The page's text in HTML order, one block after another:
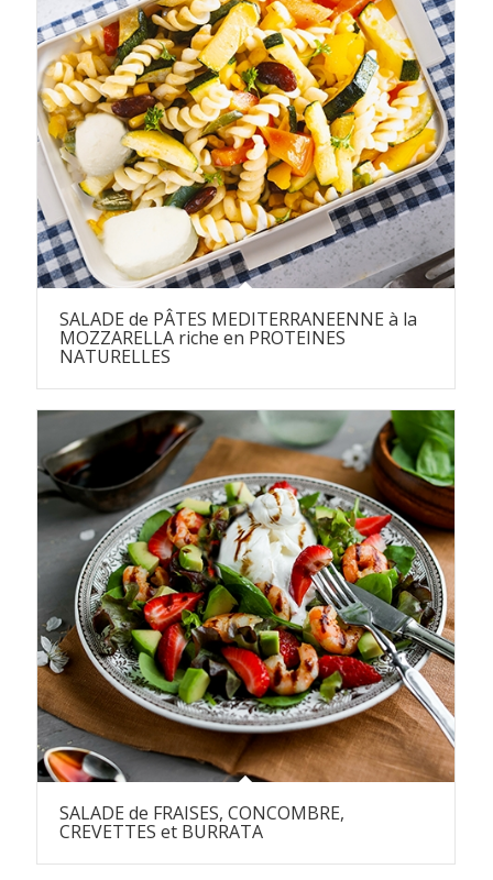
SALADE de PÂTES MEDITERRANEENNE à la
MOZZARELLA riche en PROTEINES
NATURELLES
SALADE de FRAISES, CONCOMBRE,
CREVETTES et BURRATA